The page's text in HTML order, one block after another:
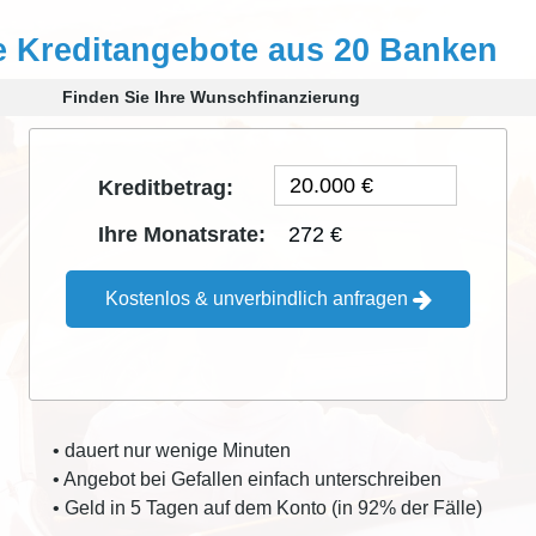
Kreditangebote aus 20 Banken
Finden Sie Ihre Wunschfinanzierung
Kreditbetrag:
Ihre Monatsrate:
272 €
Kostenlos & unverbindlich anfragen
• dauert nur wenige Minuten
• Angebot bei Gefallen einfach unterschreiben
• Geld in 5 Tagen auf dem Konto (in 92% der Fälle)